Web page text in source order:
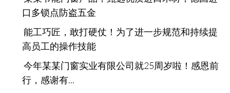
口多锁点防盗五金
能工巧匠，敢打硬仗！为了进一步规范和持续提
高员工的操作技能
今年某某门窗实业有限公司就25周岁啦！感恩前
行，感谢有...